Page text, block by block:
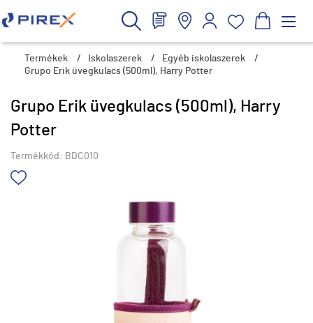
Termékek / Iskolaszerek / Egyéb iskolaszerek
/
Grupo Erik üvegkulacs (500ml), Harry Potter
Grupo Erik üvegkulacs (500ml), Harry
Potter
Termékkód: BDC010